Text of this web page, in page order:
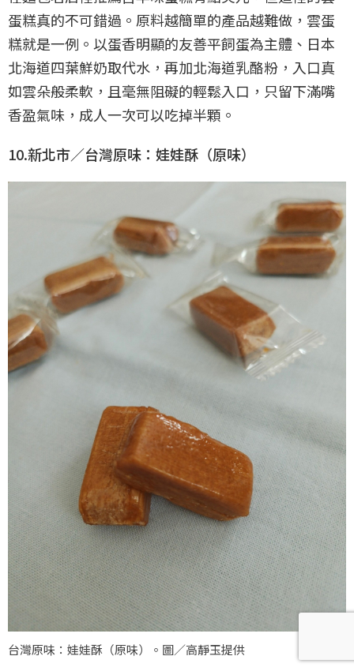
蛋糕真的不可錯過。原料越簡單的產品越難做，雲蛋
糕就是一例。以蛋香明顯的友善平飼蛋為主體、日本
北海道四葉鮮奶取代水，再加北海道乳酪粉，入口真
如雲朵般柔軟，且毫無阻礙的輕鬆入口，只留下滿嘴
香盈氣味，成人一次可以吃掉半顆。
10.新北市／台灣原味：娃娃酥（原味）
台灣原味：娃娃酥（原味）。圖／高靜玉提供